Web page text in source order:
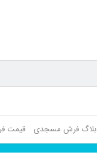
بلاگ فرش مسجدی قیمت